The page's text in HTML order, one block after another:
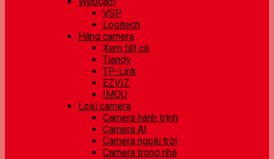
VSP
Logitech
Hãng camera
Xem tất cả
Tiandy
TP-Link
EZVIZ
IMOU
Loại camera
Camera hành trình
Camera AI
Camera ngoài trời
Camera trong nhà